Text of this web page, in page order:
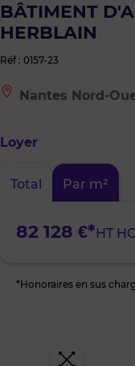
BÂTIMENT
HERBLAIN
Réf : 0157-23
Le
bien
à
Nantes
Nord-
Ouest
Nantes Nord-
Loyer
Total Par m²
82 128 €*HT
*Honoraires en sus